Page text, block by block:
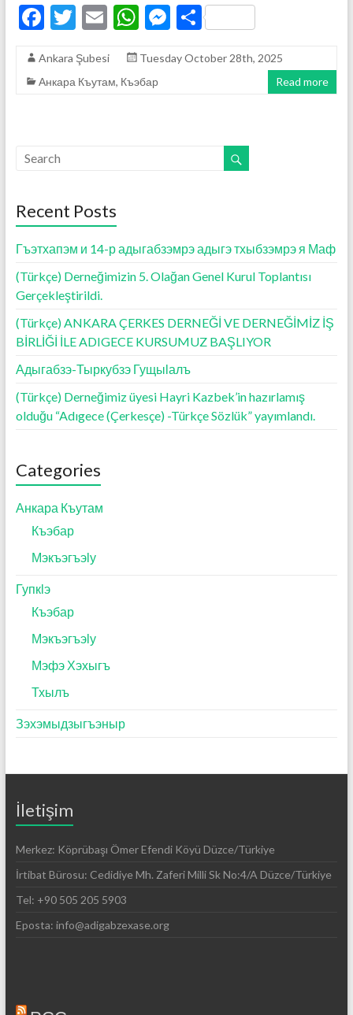
F
e
b
k
T
itt
er
E
ai
l
W
at
s
M
se
S
ar
Ankara Şubesi
Tuesday October 28th, 2025
Анкара Къутам, Къэбар Read more
Recent Posts
Гъэтхапэм и 14-р адыгабзэмрэ адыгэ тхыбзэмрэ я Маф
(Türkçe) Derneğimizin 5. Olağan Genel Kurul Toplantısı
Gerçekleştirildi.
(Türkçe) ANKARA ÇERKES DERNEĞİ VE DERNEĞİMİZ İŞ
BİRLİĞİ İLE ADIGECE KURSUMUZ BAŞLIYOR
Адыгабзэ-Тыркубзэ Гущыӏалъ
(Türkçe) Derneğimiz üyesi Hayri Kazbek’in hazırlamış
olduğu “Adıgece (Çerkesçe) -Türkçe Sözlük” yayımlandı.
Categories
Анкара Къутам
Къэбар
Мэкъэгъэӏу
Гупкӏэ
Къэбар
Мэкъэгъэӏу
Мэфэ Хэхыгъ
Тхылъ
Зэхэмыдзыгъэныр
İletişim
Merkez: Köprübaşı Ömer Efendi Köyü Düzce/Türkiye
İrtibat Bürosu: Cedidiye Mh. Zaferi Milli Sk No:4/A Düzce/Türkiye
Tel: +90 505 205 5903
Eposta: info@adigabzexase.org